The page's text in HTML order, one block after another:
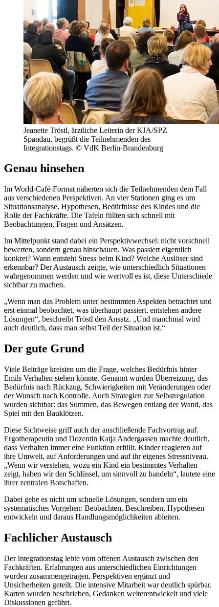
Jeanette Tröstl, ärztliche Leiterin der KJA/SPZ
Spandau, begrüßt die Teilnehmenden des
Integrationstags. © VdK Berlin-Brandenburg
Genau hinsehen
Im World-Café-Format näherten sich die Teilnehmenden dem Fall
aus verschiedenen Perspektiven. An vier Stationen ging es um
Situationsanalyse, Hypothesen, Bedürfnisse des Kindes und die
Rolle der Fachkräfte. Die Tafeln füllten sich schnell mit
Beobachtungen, Fragen und Ansätzen.
Im Mittelpunkt stand dabei ein Perspektivwechsel: nicht vorschnell
bewerten, sondern genau hinschauen. Was passiert eigentlich
konkret? Wann entsteht Stress beim Kind? Welche Auslöser sind
erkennbar? Der Austausch zeigte, wie unterschiedlich Situationen
wahrgenommen werden und wie wertvoll es ist, diese Unterschiede
sichtbar zu machen.
„Wenn man das Problem unter bestimmten Aspekten betrachtet und
erst einmal beobachtet, was überhaupt passiert, entstehen andere
Lösungen“, beschreibt Tröstl den Ansatz. „Und manchmal wird
auch deutlich, dass man selbst Teil der Situation ist.“
Der gute Grund
Viele Beiträge kreisten um die Frage, welches Bedürfnis hinter
Emils Verhalten stehen könnte. Genannt wurden Überreizung, das
Bedürfnis nach Rückzug, Schwierigkeiten mit Veränderungen oder
der Wunsch nach Kontrolle. Auch Strategien zur Selbstregulation
wurden sichtbar: das Summen, das Bewegen entlang der Wand, das
Spiel mit den Bauklötzen.
Diese Sichtweise griff auch der anschließende Fachvortrag auf.
Ergotherapeutin und Dozentin Katja Andergassen machte deutlich,
dass Verhalten immer eine Funktion erfüllt. Kinder reagieren auf
ihre Umwelt, auf Anforderungen und auf ihr eigenes Stressniveau.
„Wenn wir verstehen, wozu ein Kind ein bestimmtes Verhalten
zeigt, haben wir den Schlüssel, um sinnvoll zu handeln“, lautete eine
ihrer zentralen Botschaften.
Dabei gehe es nicht um schnelle Lösungen, sondern um ein
systematisches Vorgehen: Beobachten, Beschreiben, Hypothesen
entwickeln und daraus Handlungsmöglichkeiten ableiten.
Fachlicher Austausch
Der Integrationstag lebte vom offenen Austausch zwischen den
Fachkräften. Erfahrungen aus unterschiedlichen Einrichtungen
wurden zusammengetragen, Perspektiven ergänzt und
Unsicherheiten geteilt. Die intensive Mitarbeit war deutlich spürbar.
Karten wurden beschrieben, Gedanken weiterentwickelt und viele
Diskussionen geführt.